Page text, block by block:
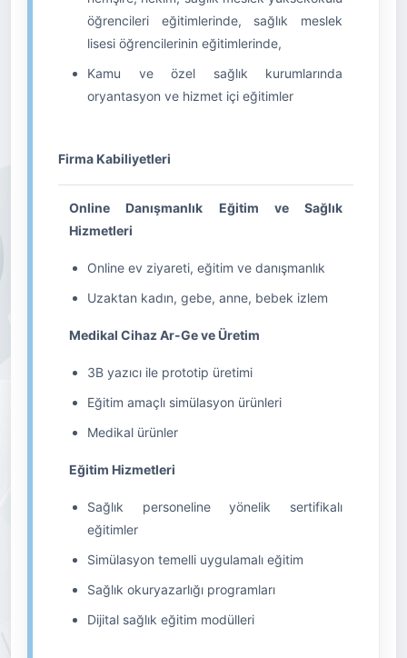
öğrencileri eğitimlerinde, sağlık meslek
lisesi öğrencilerinin eğitimlerinde,
Kamu ve özel sağlık kurumlarında
oryantasyon ve hizmet içi eğitimler
Firma Kabiliyetleri
Online Danışmanlık Eğitim ve Sağlık
Hizmetleri
Online ev ziyareti, eğitim ve danışmanlık
Uzaktan kadın, gebe, anne, bebek izlem
Medikal Cihaz Ar-Ge ve Üretim
3B yazıcı ile prototip üretimi
Eğitim amaçlı simülasyon ürünleri
Medikal ürünler
Eğitim Hizmetleri
Sağlık personeline yönelik sertifikalı
eğitimler
Simülasyon temelli uygulamalı eğitim
Sağlık okuryazarlığı programları
Dijital sağlık eğitim modülleri